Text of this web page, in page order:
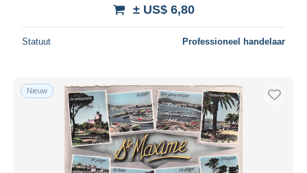
± US$ 6,80
Statuut Professioneel handelaar
Nieuw